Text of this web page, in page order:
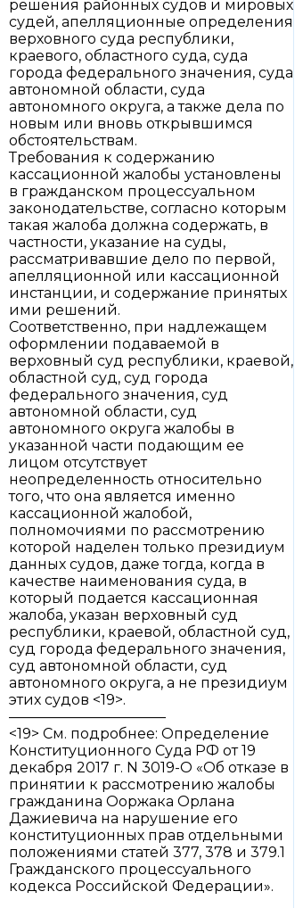
решения районных судов и мировых
судей, апелляционные определения
верховного суда республики,
краевого, областного суда, суда
города федерального значения, суда
автономной области, суда
автономного округа, а также дела по
новым или вновь открывшимся
обстоятельствам.
Требования к содержанию
кассационной жалобы установлены
в гражданском процессуальном
законодательстве, согласно которым
такая жалоба должна содержать, в
частности, указание на суды,
рассматривавшие дело по первой,
апелляционной или кассационной
инстанции, и содержание принятых
ими решений.
Соответственно, при надлежащем
оформлении подаваемой в
верховный суд республики, краевой,
областной суд, суд города
федерального значения, суд
автономной области, суд
автономного округа жалобы в
указанной части подающим ее
лицом отсутствует
неопределенность относительно
того, что она является именно
кассационной жалобой,
полномочиями по рассмотрению
которой наделен только президиум
данных судов, даже тогда, когда в
качестве наименования суда, в
который подается кассационная
жалоба, указан верховный суд
республики, краевой, областной суд,
суд города федерального значения,
суд автономной области, суд
автономного округа, а не президиум
этих судов <19>.
———————————
<19> См. подробнее: Определение
Конституционного Суда РФ от 19
декабря 2017 г. N 3019-О «Об отказе в
принятии к рассмотрению жалобы
гражданина Ооржака Орлана
Дажиевича на нарушение его
конституционных прав отдельными
положениями статей 377, 378 и 379.1
Гражданского процессуального
кодекса Российской Федерации».